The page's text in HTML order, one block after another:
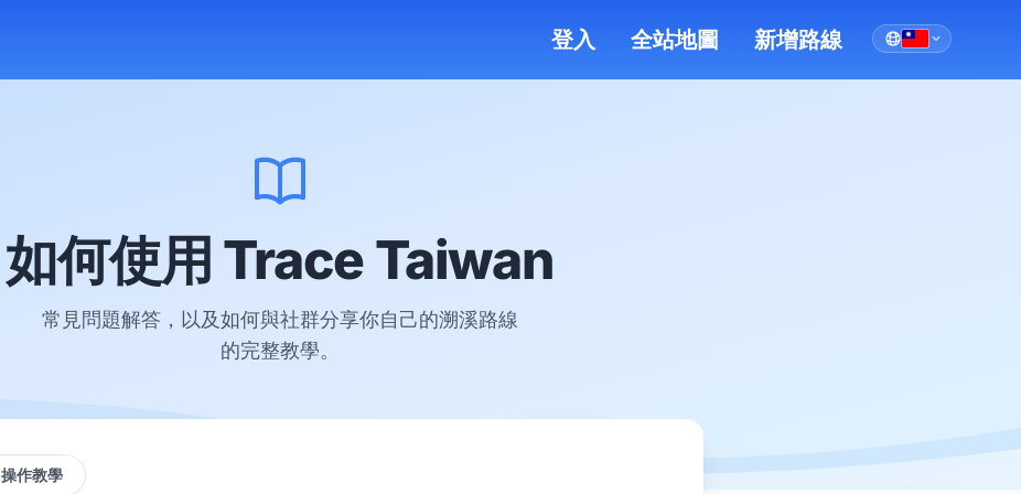
登入 全站地圖 新增路線
如何使用 Trace Taiwan
常見問題解答，以及如何與社群分享你自己的溯溪路線
的完整教學。
操作教學